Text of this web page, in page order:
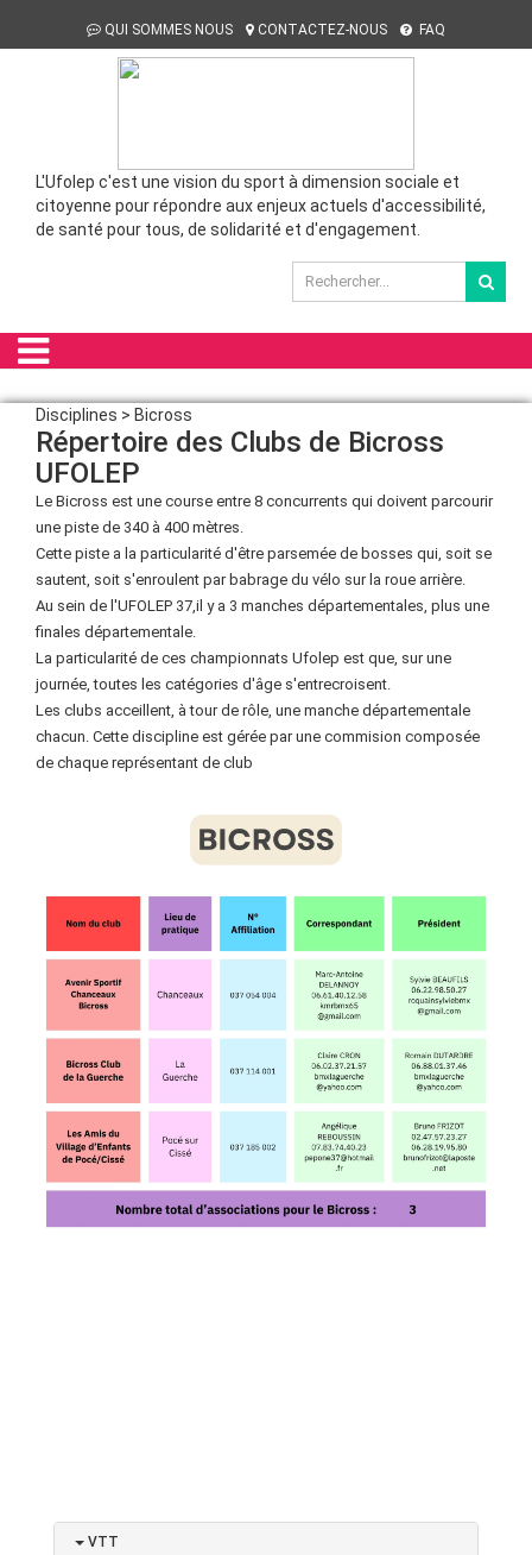
QUI SOMMES NOUS CONTACTEZ-NOUS FAQ
L'Ufolep c'est une vision du sport à dimension sociale et
citoyenne pour répondre aux enjeux actuels d'accessibilité,
de santé pour tous, de solidarité et d'engagement.
Disciplines > Bicross
Répertoire des Clubs de Bicross
UFOLEP
Le Bicross est une course entre 8 concurrents qui doivent parcourir
une piste de 340 à 400 mètres.
Cette piste a la particularité d'être parsemée de bosses qui, soit se
sautent, soit s'enroulent par babrage du vélo sur la roue arrière.
Au sein de l'UFOLEP 37,il y a 3 manches départementales, plus une
finales départementale.
La particularité de ces championnats Ufolep est que, sur une
journée, toutes les catégories d'âge s'entrecroisent.
Les clubs acceillent, à tour de rôle, une manche départementale
chacun. Cette discipline est gérée par une commision composée
de chaque représentant de club
VTT